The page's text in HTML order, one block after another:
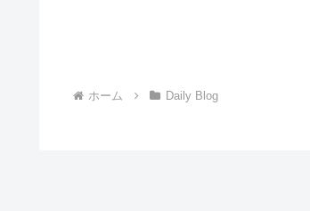
ホーム Daily Blog